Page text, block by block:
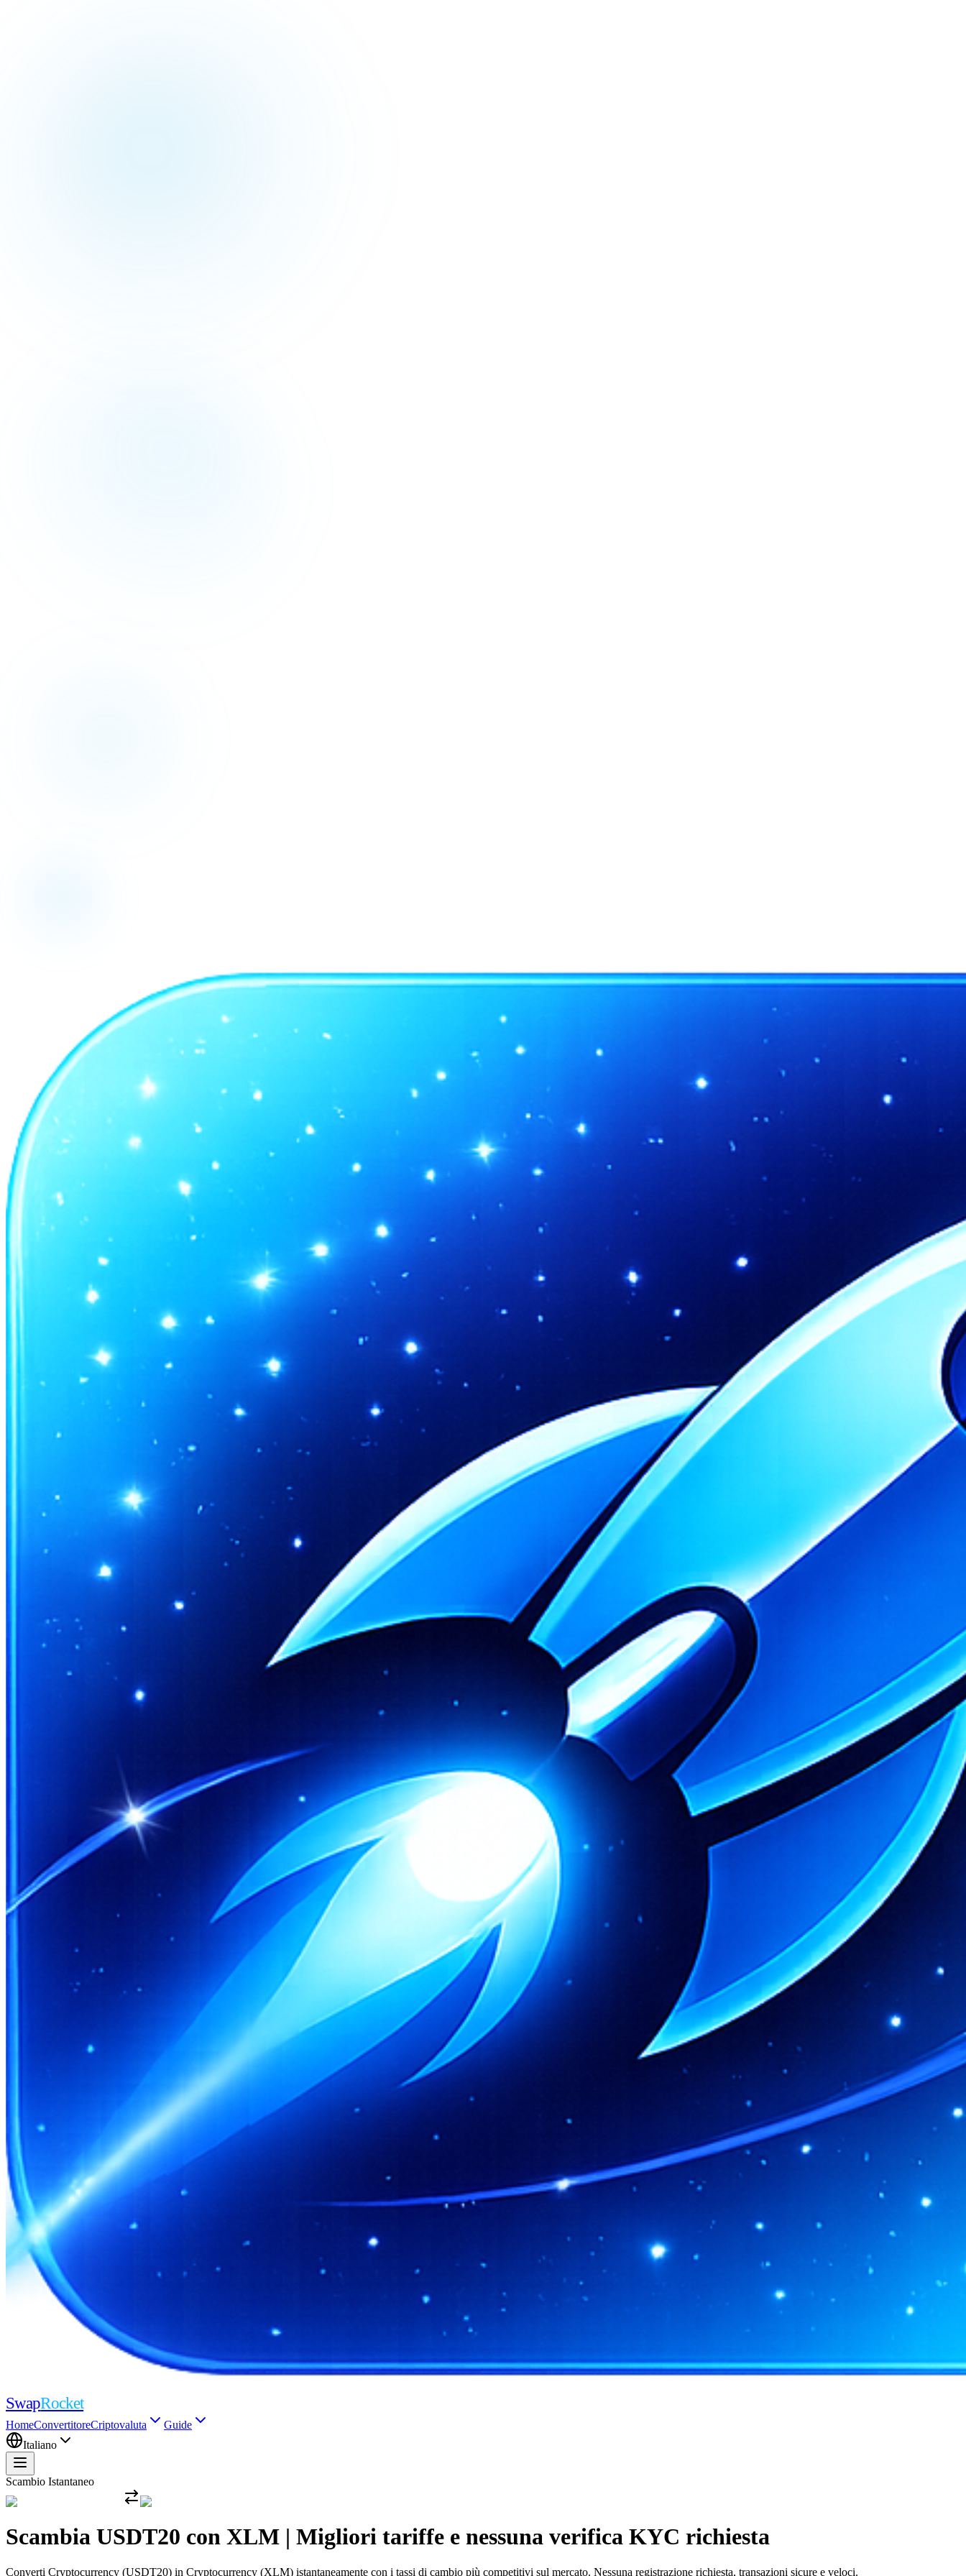
SwapRocket
HomeConvertitoreCriptovaluta
Guide
Italiano
Scambio Istantaneo
Scambia USDT20 con XLM | Migliori tariffe e nessuna verifica KYC richiesta
Converti Cryptocurrency (USDT20) in Cryptocurrency (XLM) istantaneamente con i tassi di cambio più competitivi sul mercato. Nessuna registrazione richiesta, transazioni sicure e veloci.